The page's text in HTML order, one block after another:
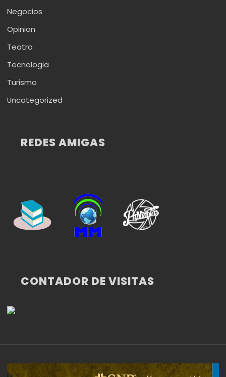
Negocios
Opinion
Teatro
Tecnologia
Turismo
Uncategorized
REDES AMIGAS
CONTADOR DE VISITAS